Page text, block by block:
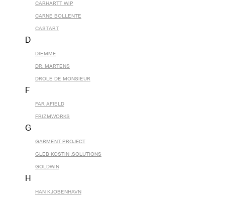
CARHARTT WIP
CARNE BOLLENTE
CASTART
D
DIEMME
DR. MARTENS
DROLE DE MONSIEUR
F
FAR AFIELD
FRIZMWORKS
G
GARMENT PROJECT
GLEB KOSTIN .SOLUTIONS
GOLDWIN
H
HAN KJOBENHAVN